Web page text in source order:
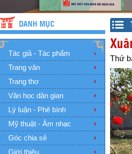
DANH MỤC
Tác giả - Tác phẩm
Trang văn
Trang thơ
Văn học dân gian
Lý luận - Phê bình
Mỹ thuật - Âm nhạc
Góc chia sẻ
Giới thiệu
Thứ